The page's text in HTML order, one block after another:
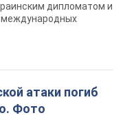
дипломатом и
международных
атаки погиб
Фото